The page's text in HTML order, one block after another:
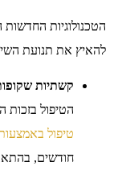
הטכנולוגיות החדשות
להאיץ את תנועת
קשתיות שקופות
הטיפול בזכות
טיפול
חודשים,